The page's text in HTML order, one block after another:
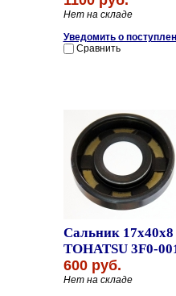
Нет на складе
Уведомить о
Сравнить
Сальник 17x40x8
TOHATSU 3F0-
600 руб.
Нет на складе